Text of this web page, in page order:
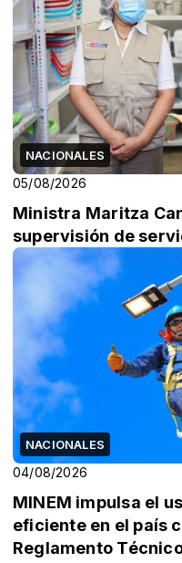
NACIONALES
05/08/2026
Ministra Maritza
supervisión de
NACIONALES
04/08/2026
MINEM impulsa el
eficiente en el país
Reglamento